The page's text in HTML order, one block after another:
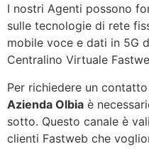
I nostri Agenti possono
sulle tecnologie di rete
mobile voce e dati in 5G
Centralino Virtuale
Per richiedere un
Azienda Olbia è
sotto. Questo canale è
clienti Fastweb che